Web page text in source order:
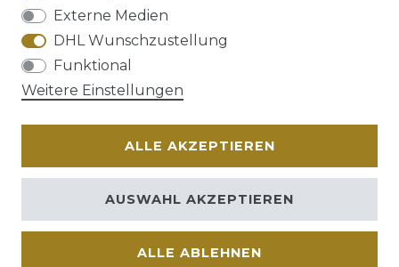
Widerrufs­recht
Externe Medien
DHL Wunschzustellung
Funktional
Weitere Einstellungen
ALLE AKZEPTIEREN
ALLE ABLEHNEN
AUSWAHL AKZEPTIEREN